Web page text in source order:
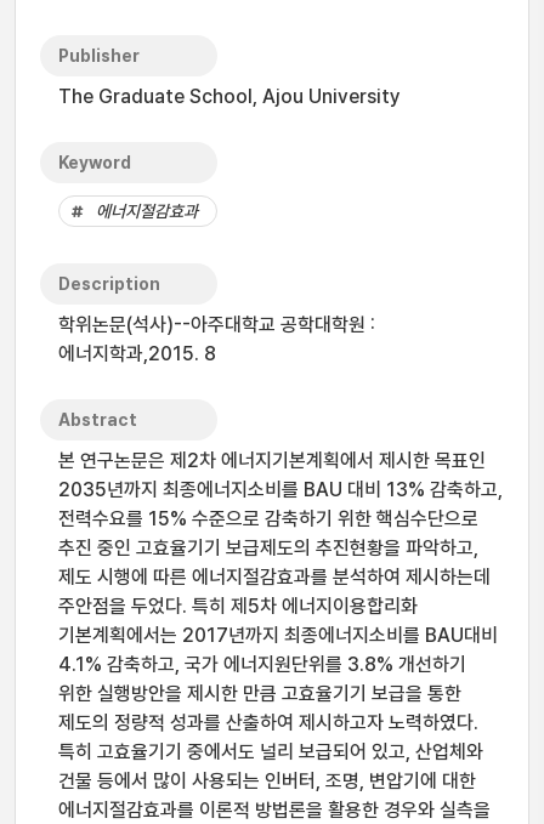
Publisher
The Graduate School, Ajou University
Keyword
에너지절감효과
Description
학위논문(석사)--아주대학교 공학대학원 :
에너지학과,2015. 8
Abstract
본 연구논문은 제2차 에너지기본계획에서 제시한 목표인
2035년까지 최종에너지소비를 BAU 대비 13% 감축하고,
전력수요를 15% 수준으로 감축하기 위한 핵심수단으로
추진 중인 고효율기기 보급제도의 추진현황을 파악하고,
제도 시행에 따른 에너지절감효과를 분석하여 제시하는데
주안점을 두었다. 특히 제5차 에너지이용합리화
기본계획에서는 2017년까지 최종에너지소비를 BAU대비
4.1% 감축하고, 국가 에너지원단위를 3.8% 개선하기
위한 실행방안을 제시한 만큼 고효율기기 보급을 통한
제도의 정량적 성과를 산출하여 제시하고자 노력하였다.
특히 고효율기기 중에서도 널리 보급되어 있고, 산업체와
건물 등에서 많이 사용되는 인버터, 조명, 변압기에 대한
에너지절감효과를 이론적 방법론을 활용한 경우와 실측을